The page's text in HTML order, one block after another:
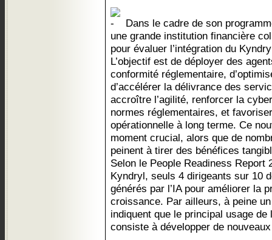
Dans le cadre de son
une grande institution financière
pour évaluer l’intégration du
L’objectif est de déployer des
conformité réglementaire,
d’accélérer la délivrance des
accroître l’agilité, renforcer la
normes réglementaires, et
opérationnelle à long terme. Ce
moment crucial, alors que de
peinent à tirer des bénéfices
Selon le People Readiness Report
Kyndryl, seuls 4 dirigeants sur 10
générés par l’IA pour améliorer la
croissance. Par ailleurs, à peine
indiquent que le principal usage de
consiste à développer de